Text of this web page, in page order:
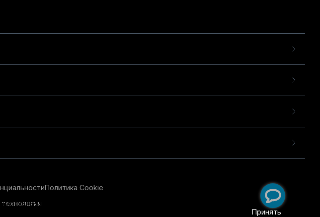
Политика Cookie
вам лучшего пользовательского опыта
Принять